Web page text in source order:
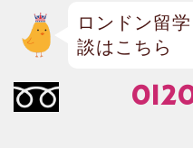
ロンドン留
談はこちら